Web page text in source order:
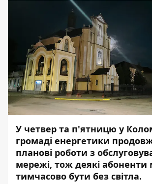
У четвер та п'ятницю у
громаді енергетики
планові роботи з
мережі, тож деякі
тимчасово бути без світла.